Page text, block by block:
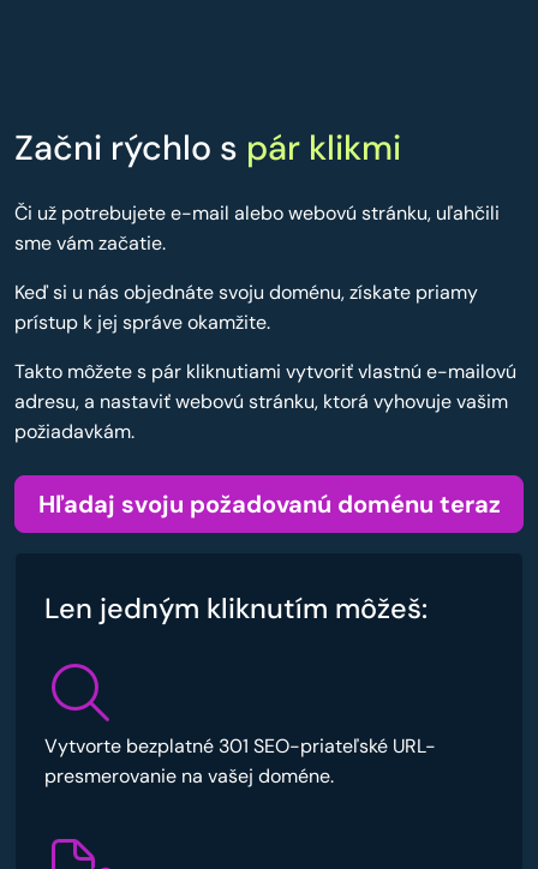
Začni rýchlo s pár klikmi
Či už potrebujete e-mail alebo webovú stránku, uľahčili
sme vám začatie.
Keď si u nás objednáte svoju doménu, získate priamy
prístup k jej správe okamžite.
Takto môžete s pár kliknutiami vytvoriť vlastnú e-mailovú
adresu, a nastaviť webovú stránku, ktorá vyhovuje vašim
požiadavkám.
Hľadaj svoju požadovanú doménu teraz
Len jedným kliknutím môžeš:
Vytvorte bezplatné 301 SEO-priateľské URL-
presmerovanie na vašej doméne.